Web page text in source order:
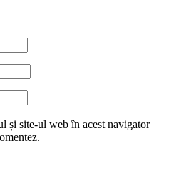
și site-ul web în acest navigator